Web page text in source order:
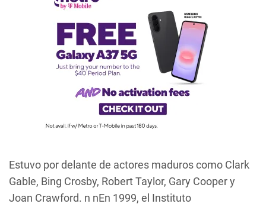
Estuvo por delante de actores maduros como Clark
Gable, Bing Crosby, Robert Taylor, Gary Cooper y
Joan Crawford. n nEn 1999, el Instituto